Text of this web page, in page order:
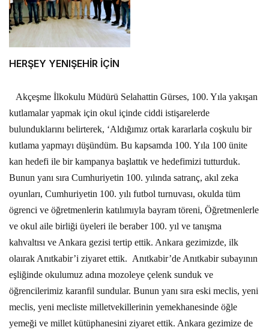
HERŞEY YENIŞEHİR İÇİN
Akçeşme İlkokulu Müdürü Selahattin Gürses, 100. Yıla yakışan
kutlamalar yapmak için okul içinde ciddi istişarelerde
bulunduklarını belirterek, ‘Aldığımız ortak kararlarla coşkulu bir
kutlama yapmayı düşündüm. Bu kapsamda 100. Yıla 100 ünite
kan hedefi ile bir kampanya başlattık ve hedefimizi tutturduk.
Bunun yanı sıra Cumhuriyetin 100. yılında satranç, akıl zeka
oyunları, Cumhuriyetin 100. yılı futbol turnuvası, okulda tüm
ögrenci ve öğretmenlerin katılımıyla bayram töreni, Öğretmenlerle
ve okul aile birliği üyeleri ile beraber 100. yıl ve tanışma
kahvaltısı ve Ankara gezisi tertip ettik. Ankara gezimizde, ilk
olaırak Anıtkabir’i ziyaret ettik. Anıtkabir’de Anıtkabir subayının
eşliğinde okulumuz adına mozoleye çelenk sunduk ve
öğrencilerimiz karanfil sundular. Bunun yanı sıra eski meclis, yeni
meclis, yeni mecliste milletvekillerinin yemekhanesinde öğle
yemeği ve millet kütüphanesini ziyaret ettik. Ankara gezimize de